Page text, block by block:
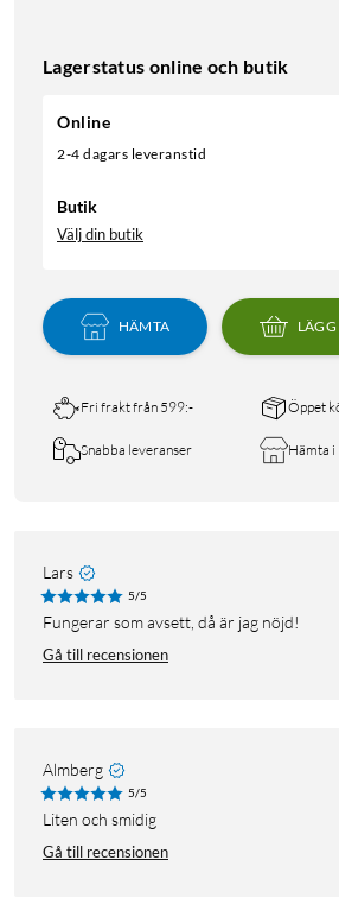
Lagerstatus online och butik
Online
2-4 dagars leveranstid
Butik
Välj din butik
HÄMTA
Fri frakt från 599:- Öppet
Snabba leveranser Hämta i
Lars
5/5
Fungerar som avsett, då är jag nöjd!
Gå till recensionen
Almberg
5/5
Liten och smidig
Gå till recensionen